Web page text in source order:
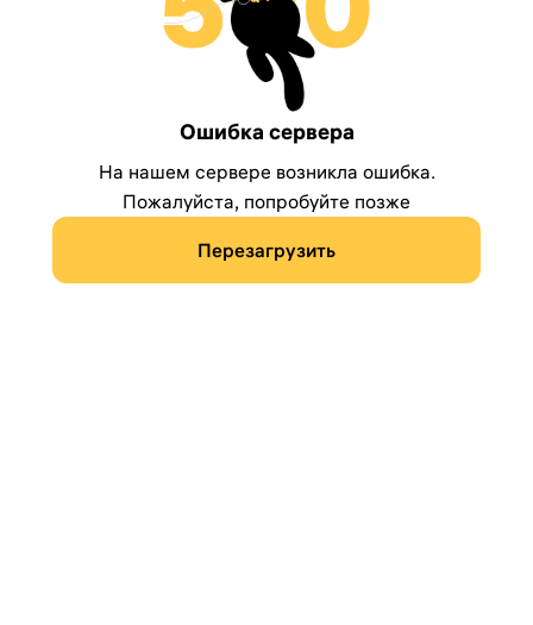
Ошибка сервера
На нашем сервере возникла ошибка.
Пожалуйста, попробуйте позже
Перезагрузить